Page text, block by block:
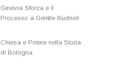
Ginevra Sforza e il
Processo a Gentile Budrioli
Chiesa e Potere nella Storia
di Bologna